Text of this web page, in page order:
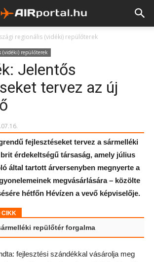
regionális (vidéki) repülőterek
(vidéki) repülőterek
Jelentős
tervez az új
fejlesztéseket tervez a sármelléki
érdekeltségű társaság, amely július
által tartott árversenyben megnyerte a
megvásárlására – közölte
hétfőn Hévízen a vevő képviselője.
CIKK
repülőtér forgalma
fejlesztési szándékkal vásárolja meg